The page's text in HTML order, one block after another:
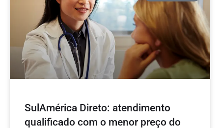
SulAmérica Direto: atendimento
qualificado com o menor preço do